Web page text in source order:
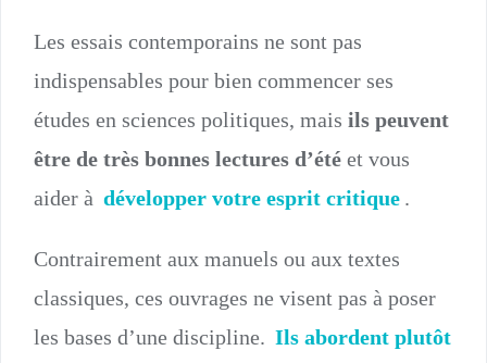
Les essais contemporains ne sont pas
indispensables pour bien commencer ses
études en sciences politiques, mais ils peuvent
être de très bonnes lectures d’été et vous
aider à développer votre esprit critique .
Contrairement aux manuels ou aux textes
classiques, ces ouvrages ne visent pas à poser
les bases d’une discipline. Ils abordent plutôt